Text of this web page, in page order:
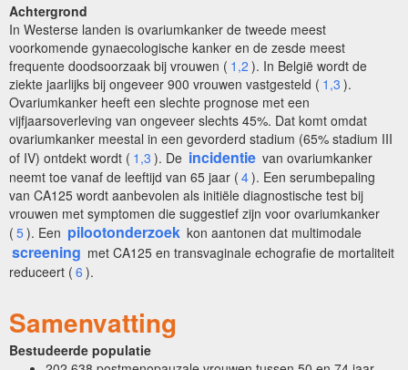
Achtergrond
In Westerse landen is ovariumkanker de tweede meest
voorkomende gynaecologische kanker en de zesde meest
frequente doodsoorzaak bij vrouwen ( 1,2 ). In België wordt de
ziekte jaarlijks bij ongeveer 900 vrouwen vastgesteld ( 1,3 ).
Ovariumkanker heeft een slechte prognose met een
vijfjaarsoverleving van ongeveer slechts 45%. Dat komt omdat
ovariumkanker meestal in een gevorderd stadium (65% stadium III
of IV) ontdekt wordt ( 1,3 ). De incidentie van ovariumkanker
neemt toe vanaf de leeftijd van 65 jaar ( 4). Een serumbepaling
van CA125 wordt aanbevolen als initiële diagnostische test bij
vrouwen met symptomen die suggestief zijn voor ovariumkanker
( 5). Een pilootonderzoek kon aantonen dat multimodale
screening met CA125 en transvaginale echografie de mortaliteit
reduceert ( 6 ).
Samenvatting
Bestudeerde populatie